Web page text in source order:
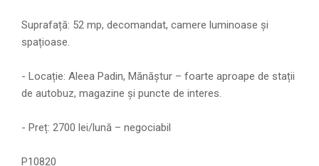
Suprafață: 52 mp, decomandat, camere luminoase și
spațioase.
- Locație: Aleea Padin, Mănăștur – foarte aproape de stații
de autobuz, magazine și puncte de interes.
- Preț: 2700 lei/lună – negociabil
P10820